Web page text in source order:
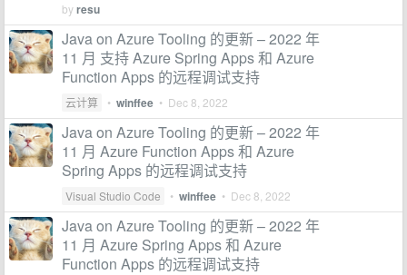
byresu
Java on Azure Tooling 的更新 – 2022 年
11 月 支持 Azure Spring Apps 和 Azure
Function Apps 的远程调试支持
云计算 • winffee • Dec 8, 2022
Java on Azure Tooling 的更新 – 2022 年
11 月 Azure Function Apps 和 Azure
Spring Apps 的远程调试支持
Visual Studio Code • winffee • Dec 8, 2022
Java on Azure Tooling 的更新 – 2022 年
11 月 Azure Spring Apps 和 Azure
Function Apps 的远程调试支持